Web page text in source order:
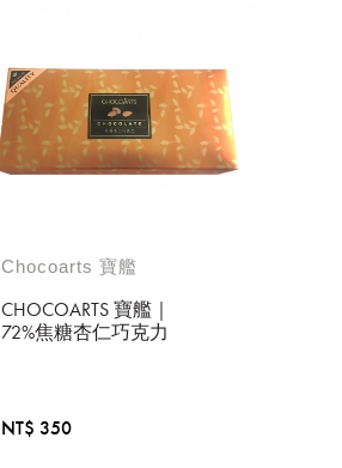
Chocoarts 寶艦
CHOCOARTS 寶艦｜
72%焦糖杏仁巧克力
NT$ 350